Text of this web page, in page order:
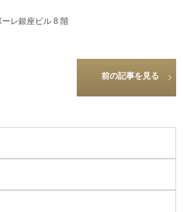
レ銀座ビル 8 階
前の記事を見る